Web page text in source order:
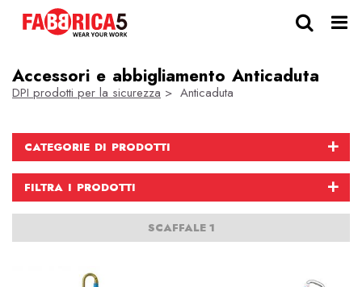
Accessori e abbigliamento Anticaduta
DPI prodotti per la sicurezza > Anticaduta
CATEGORIE DI PRODOTTI
FILTRA I PRODOTTI
SCAFFALE 1